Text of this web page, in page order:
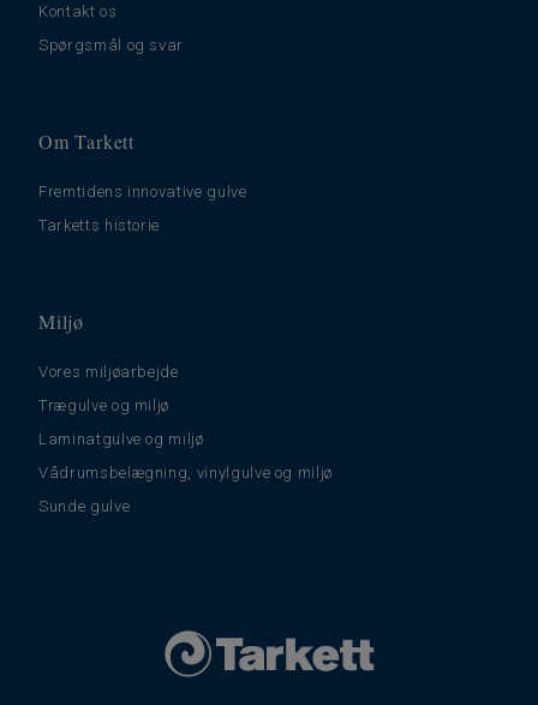
Kontakt os
Spørgsmål og svar
Om Tarkett
Fremtidens innovative gulve
Tarketts historie
Miljø
Vores miljøarbejde
Trægulve og miljø
Laminatgulve og miljø
Vådrumsbelægning, vinylgulve og miljø
Sunde gulve